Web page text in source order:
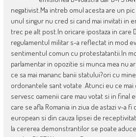
negativist.Ma intreb omul acesta are un
unul singur nu cred si cand mai invitati in
trec pe alt post.In oricare ipostaza in care
regulamentul militar s-a reflectat in mod
sentimentul comun cu protestatantii.In
parlamentar in opozitie si munca mea nu
ce sa mai mananc banii statului?ori cu
ordonantele sant votate .Atunci eu ce mai
servesc oamenii care mau votat si in final
care se afla Romania in ziua de astazi v-a
european si din cauza lipsei de
la cererea demonstrantilor se poate